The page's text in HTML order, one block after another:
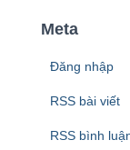
Meta
Đăng nhập
RSS bài viết
RSS bình